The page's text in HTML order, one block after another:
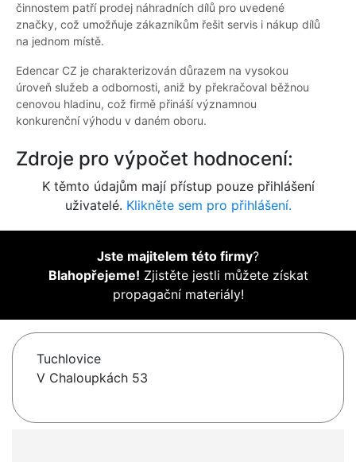
činnostem patří prodej náhradních dílů pro uvedené
značky, což umožňuje zákazníkům řešit servis i nákup dílů
na jednom místě.
Edencar CZ je charakterizován důrazem na vysokou
úroveň služeb a odbornosti, aniž by překračoval běžnou
cenovou hladinu, což firmě přináší významnou
konkurenční výhodu v daném oboru.
Zdroje pro výpočet hodnocení:
K těmto údajům mají přístup pouze přihlášení
uživatelé. Klikněte sem pro přihlášení.
Jste majitelem této firmy?
Blahopřejeme! Zjistěte jestli můžete získat
propagační materiály!
Tuchlovice
V Chaloupkách 53